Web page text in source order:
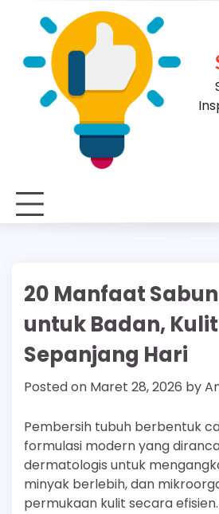
20 Manfaat
untuk Badan,
Sepanjang Hari
Posted on Maret 28, 2026 by
Pembersih tubuh berbentuk
formulasi modern yang
dermatologis untuk
minyak berlebih, dan
permukaan kulit secara efisien.